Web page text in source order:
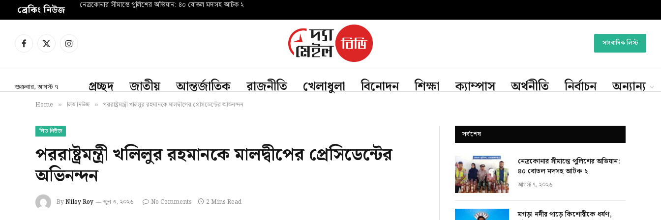
ব্রেকিং নিউজ নেত্রকোনার সীমান্তে পুলিশের অভিযান: ৪০ বোতল মদসহ আটক ২
Facebook
X
Instagram সাংবাদিক লিস্ট
শুক্রবার, আগস্ট ৭ প্রচ্ছদ জাতীয় আন্তর্জাতিক রাজনীতি খেলাধুলা বিনোদন শিক্ষা ক্যাম্পাস অর্থনীতি নির্বাচন অন্যান্য
Home » লিড নিউজ » পররাষ্ট্রমন্ত্রী খলিলুর রহমানকে মালদ্বীপের প্রেসিডেন্টের অভিনন্দন
লিড নিউজ
পররাষ্ট্রমন্ত্রী খলিলুর রহমানকে মালদ্বীপের প্রেসিডেন্টের
অভিনন্দন
ByNiloy Roy জুন ৩, ২০২৬ No Comments 2 Mins Read
সর্বশেষ
নেত্রকোনার সীমান্তে পুলিশের অভিযান:
৪০ বোতল মদসহ আটক ২
আগস্ট ৭, ২০২৬
মগড়া নদীর পাড়ে কিশোরীকে ধর্ষণ,